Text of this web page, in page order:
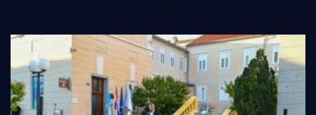
Otoci
Turizam i nautika
Pomorstvo